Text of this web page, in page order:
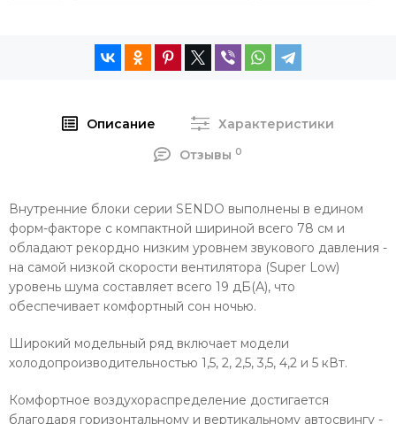
Описание
Характеристики
Отзывы 0
Внутренние блоки серии SENDO выполнены в едином
форм-факторе с компактной шириной всего 78 см и
обладают рекордно низким уровнем звукового давления -
на самой низкой скорости вентилятора (Super Low)
уровень шума составляет всего 19 дБ(А), что
обеспечивает комфортный сон ночью.
Широкий модельный ряд включает модели
холодопроизводительностью 1,5, 2, 2,5, 3,5, 4,2 и 5 кВт.
Комфортное воздухораспределение достигается
благодаря горизонтальному и вертикальному автосвингу -